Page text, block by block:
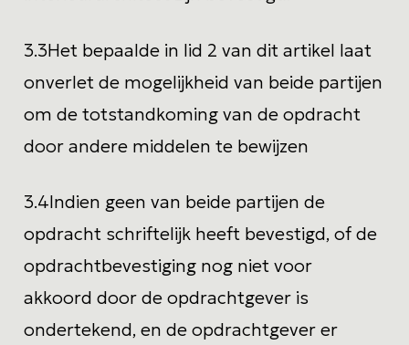
3.3Het bepaalde in lid 2 van dit artikel laat
onverlet de mogelijkheid van beide partijen
om de totstandkoming van de opdracht
door andere middelen te bewijzen
3.4Indien geen van beide partijen de
opdracht schriftelijk heeft bevestigd, of de
opdrachtbevestiging nog niet voor
akkoord door de opdrachtgever is
ondertekend, en de opdrachtgever er